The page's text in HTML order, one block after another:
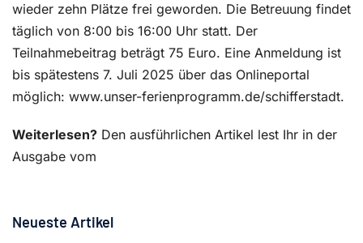
wieder zehn Plätze frei geworden. Die Betreuung findet
täglich von 8:00 bis 16:00 Uhr statt. Der
Teilnahmebeitrag beträgt 75 Euro. Eine Anmeldung ist
bis spätestens 7. Juli 2025 über das Onlineportal
möglich: www.unser-ferienprogramm.de/schifferstadt.
Weiterlesen? Den ausführlichen Artikel lest Ihr in der
Ausgabe vom
Neueste Artikel